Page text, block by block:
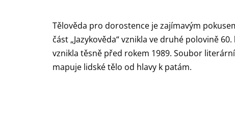
Tělověda pro dorostence je zajímavým
část „Jazykověda“ vznikla ve druhé polovině
vznikla těsně před rokem 1989. Soubor
mapuje lidské tělo od hlavy k patám.